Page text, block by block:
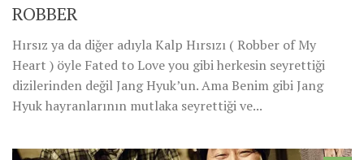
ROBBER
Hırsız ya da diğer adıyla Kalp Hırsızı ( Robber of My
Heart ) öyle Fated to Love you gibi herkesin seyrettiği
dizilerinden değil Jang Hyuk’un. Ama Benim gibi Jang
Hyuk hayranlarının mutlaka seyrettiği ve...